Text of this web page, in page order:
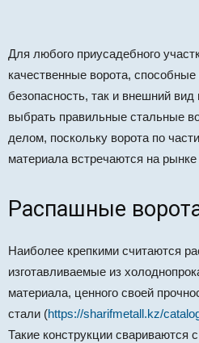
Для любого приусадебного
качественные ворота, способные
безопасность, так и внешний вид
выбрать правильные стальные
делом, поскольку ворота по
материала встречаются на
Распашные
Наиболее крепкими считаются
изготавливаемые из
материала, ценного своей
стали (https://sharifmetall.kz/
Такие конструкции свариваются